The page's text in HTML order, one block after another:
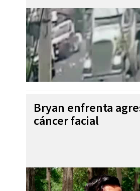
Bryan enfrenta
cáncer facial